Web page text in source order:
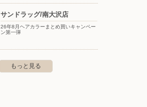
サンドラッグ/南大沢店
26年8月ヘアカラーまとめ買いキャンペー
ン第一弾
もっと見る